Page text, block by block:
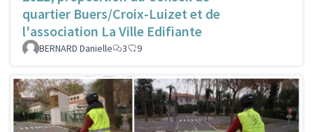
quartier Buers/Croix-Luizet et de
l'association La Ville Edifiante
BERNARD Danielle 3 9